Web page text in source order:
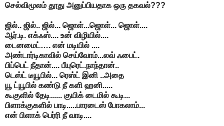
செல்விமூலம் தூது அனுப்பியதாக ஒரு தகவல்???
ஜில்.. ஜில்.. ஜில்... ஜொள்...ஜொள்... ஜொள்....
ஆர்.டி. எக்ஃஸ்.... உன் விழியில்....
டைனமைட்…. என் மடியில் ....
அண்டார்டிகாவில் செய்வோம்...லவ் ஃபைட்.
பிப்பெட் நீதான்.... பீயுரெட்.நாந்தான்..
டெஸ்ட் டீயூபில்... ரெஸ்ட் இனி ..அதை
யூ ட்யூபில் கண்டு நீ களி ஹனி.....
கூகுளில் தேடி...... குயிக் டைமில் கூடி...
பிளாக்குகளில் பாடி.....பாரடைஸ் போகலாம்...
என் பிளாக் பெர்ரி நீ வாடி....